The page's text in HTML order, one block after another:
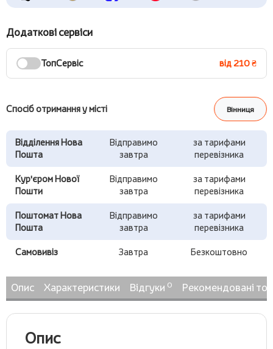
Додаткові сервіси
ТопСервіс від 210 ₴
Спосіб отримання у місті Вінниця
Відділення Нова
Пошта
Відправимо
завтра
за тарифами
перевізника
Кур'єром Нової
Пошти
Відправимо
завтра
за тарифами
перевізника
Поштомат Нова
Пошта
Відправимо
завтра
за тарифами
перевізника
Самовивіз Завтра Безкоштовно
Опис Характеристики Відгуки 0 Рекомендовані
Опис